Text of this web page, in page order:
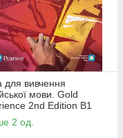
для вивчення
мови. Gold
2nd Edition B1
Book
2 од.